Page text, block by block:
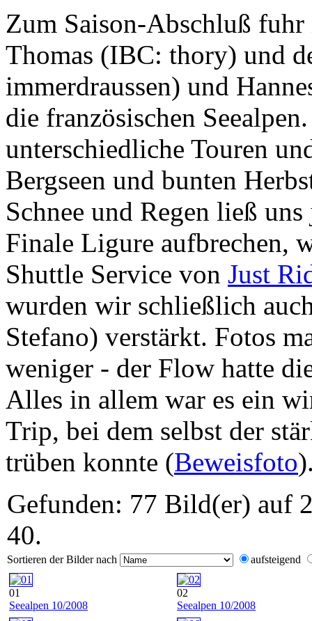
Zum Saison-Abschluß
Thomas (IBC: thory) und
immerdraussen) und
die französischen
unterschiedliche Touren
Bergseen und bunten
Schnee und Regen ließ
Finale Ligure aufbrechen,
Shuttle Service von Just
wurden wir schließlich
Stefano) verstärkt. Fotos
weniger - der Flow hatte
Alles in allem war es ein
Trip, bei dem selbst der
trüben konnte (Beweisfoto
Gefunden: 77 Bild(er) auf
40.
Sortieren der Bilder nach aufsteigend
01
Seealpen 10/2008
02
Seealpen 10/2008